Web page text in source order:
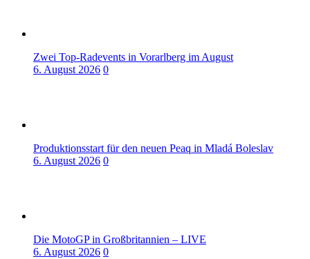
Zwei Top-Radevents in Vorarlberg im August
6. August 2026 0
Produktionsstart für den neuen Peaq in Mladá Boleslav
6. August 2026 0
Die MotoGP in Großbritannien – LIVE
6. August 2026 0